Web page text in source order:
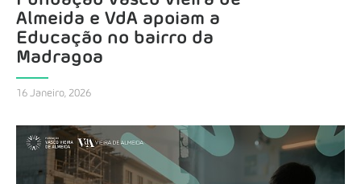
Almeida e VdA apoiam a
Educação no bairro da
Madragoa
16 Janeiro, 2026